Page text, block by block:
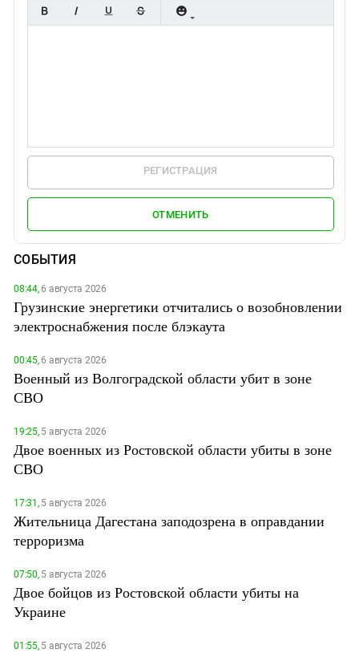
РЕГИСТРАЦИЯ
ОТМЕНИТЬ
СОБЫТИЯ
08:44,6 августа 2026
Грузинские энергетики отчитались о возобновлении
электроснабжения после блэкаута
00:45,6 августа 2026
Военный из Волгоградской области убит в зоне
СВО
19:25,5 августа 2026
Двое военных из Ростовской области убиты в зоне
СВО
17:31,5 августа 2026
Жительница Дагестана заподозрена в оправдании
терроризма
07:50,5 августа 2026
Двое бойцов из Ростовской области убиты на
Украине
01:55,5 августа 2026